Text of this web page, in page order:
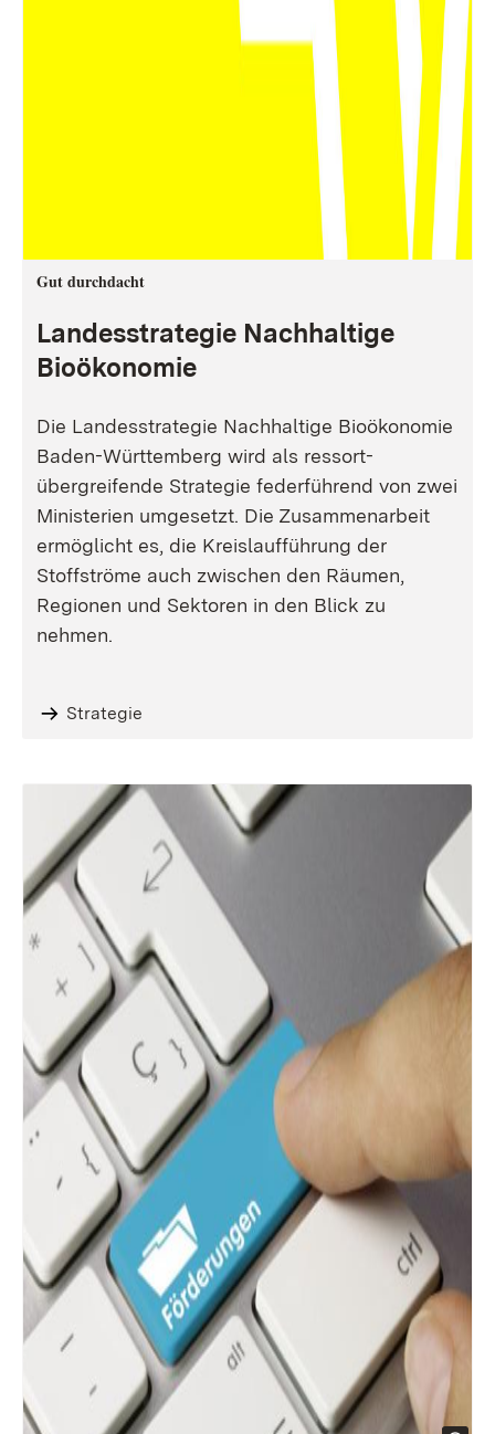
Gut durchdacht
Landesstrategie Nachhaltige
Bioökonomie
Die Landesstrategie Nachhaltige Bioökonomie
Baden-Württemberg wird als ressort-
übergreifende Strategie federführend von zwei
Ministerien umgesetzt. Die Zusammenarbeit
ermöglicht es, die Kreislaufführung der
Stoffströme auch zwischen den Räumen,
Regionen und Sektoren in den Blick zu
nehmen.
Strategie